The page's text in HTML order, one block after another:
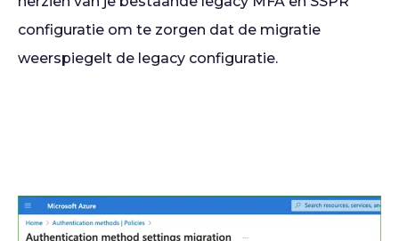
configuratie om te zorgen dat de migratie
weerspiegelt de legacy configuratie.